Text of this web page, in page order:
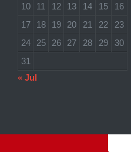
10
11 12 13 14 15
16
17
18 19 20 21 22
23
24
25 26 27 28 29
30
31
« Jul